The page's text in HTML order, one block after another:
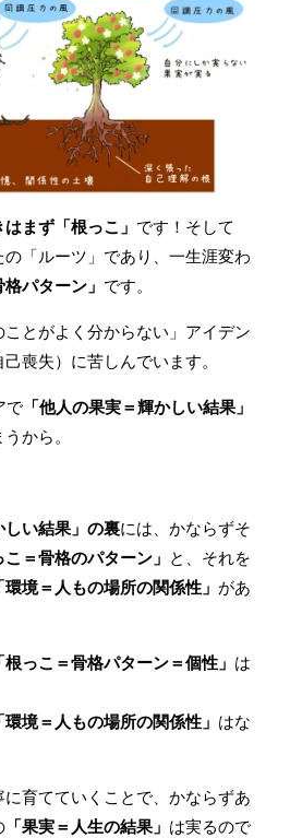
まず「根っこ」 です！そして
の「ルーツ」であり、一生涯変わ
格パターン」 です。
とがよく分からない」アイデン
喪失）に苦しんでいます。
で 「他人の果実＝輝かしい結果」
から。
しい結果」の裏には、かならずそ
こ＝骨格のパターン」 と、それを
環境＝人もの場所の関係性」 があ
根っこ＝骨格パターン＝個性」 は
環境＝人もの場所の関係性」 はな
育てていくことで、かならずあ
「果実＝人生の結果」 は実るので